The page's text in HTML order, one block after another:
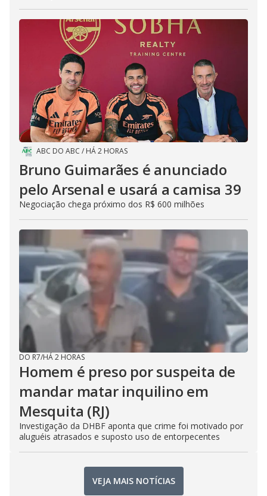
ABC DO ABC / HÁ 2 HORAS
Bruno Guimarães é anunciado
pelo Arsenal e usará a camisa 39
Negociação chega próximo dos R$ 600 milhões
DO R7/HÁ 2 HORAS
Homem é preso por suspeita de
mandar matar inquilino em
Mesquita (RJ)
Investigação da DHBF aponta que crime foi motivado por
aluguéis atrasados e suposto uso de entorpecentes
VEJA MAIS NOTÍCIAS